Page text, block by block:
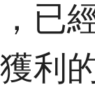
已
利